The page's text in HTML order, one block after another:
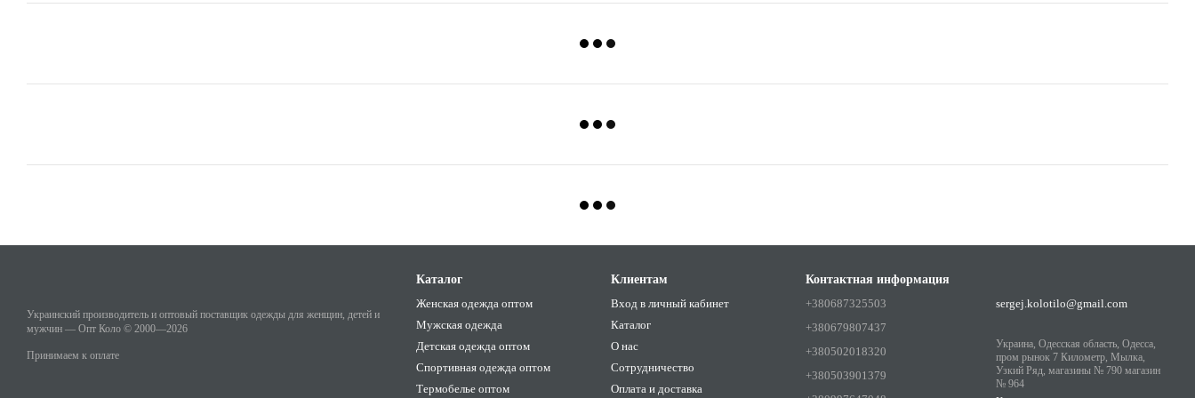
Украинский производитель и оптовый поставщик одежды для женщин, детей и
мужчин — Опт Коло © 2000—2026
Принимаем к оплате
Каталог
Женская одежда оптом
Мужская одежда
Детская одежда оптом
Спортивная одежда оптом
Термобелье оптом
Клиентам
Вход в личный кабинет
Каталог
О нас
Сотрудничество
Оплата и доставка
Контактная информация
+380687325503
+380679807437
+380502018320
+380503901379
sergej.kolotilo@gmail.com
Украина, Одесская область, Одесса,
пром рынок 7 Километр, Мылка,
Узкий Ряд, магазины № 790 магазин
№ 964